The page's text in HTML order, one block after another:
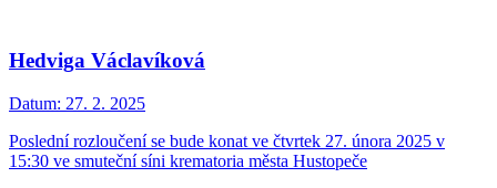
Hedviga Václavíková
Datum: 27. 2. 2025
Poslední rozloučení se bude konat ve čtvrtek 27. února 2025 v
15:30 ve smuteční síni krematoria města Hustopeče